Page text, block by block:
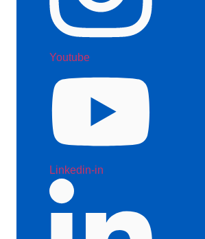
Youtube
Linkedin-in